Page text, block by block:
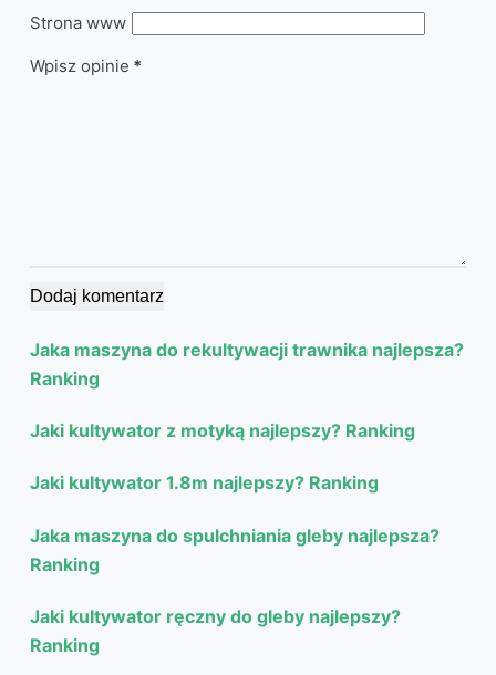
Strona www
Wpisz opinie *
Dodaj komentarz
Jaka maszyna do rekultywacji trawnika najlepsza?
Ranking
Jaki kultywator z motyką najlepszy? Ranking
Jaki kultywator 1.8m najlepszy? Ranking
Jaka maszyna do spulchniania gleby najlepsza?
Ranking
Jaki kultywator ręczny do gleby najlepszy?
Ranking